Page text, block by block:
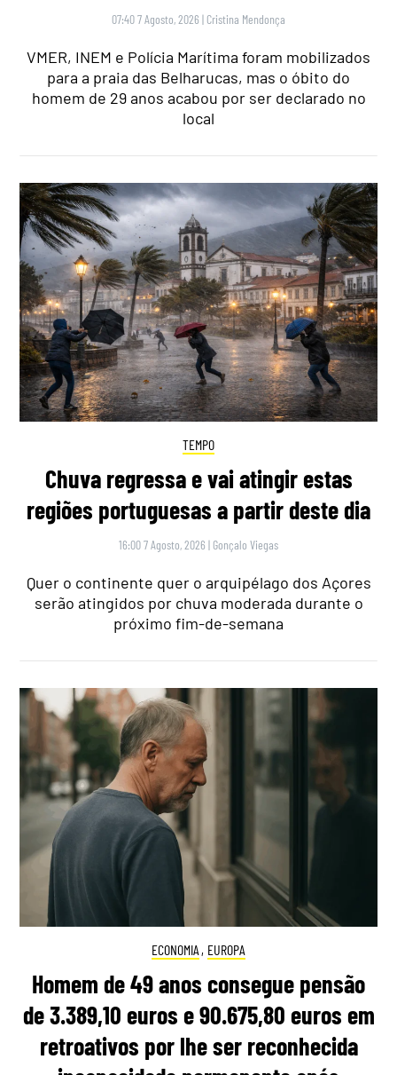
07:40 7 Agosto, 2026 | Cristina Mendonça
VMER, INEM e Polícia Marítima foram mobilizados
para a praia das Belharucas, mas o óbito do
homem de 29 anos acabou por ser declarado no
local
TEMPO
Chuva regressa e vai atingir estas
regiões portuguesas a partir deste dia
16:00 7 Agosto, 2026 | Gonçalo Viegas
Quer o continente quer o arquipélago dos Açores
serão atingidos por chuva moderada durante o
próximo fim-de-semana
ECONOMIA , EUROPA
Homem de 49 anos consegue pensão
de 3.389,10 euros e 90.675,80 euros em
retroativos por lhe ser reconhecida